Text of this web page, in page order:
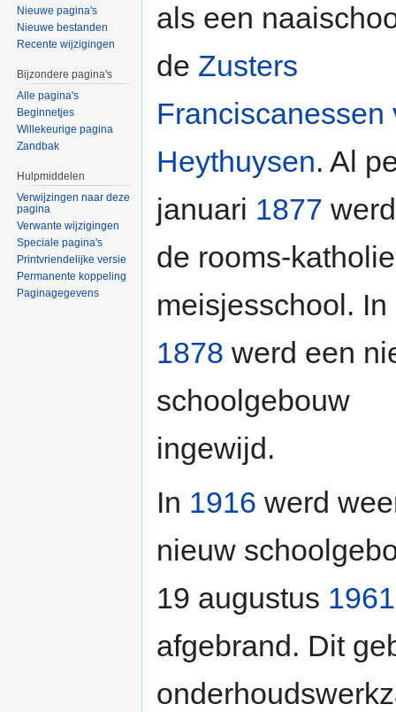
als een
de Zusters
Franciscanessen
Heythuysen. Al
januari 1877
de rooms-
meisjesschool. In
1878 werd een
schoolgebouw
ingewijd.
In 1916 werd
nieuw
19 augustus 1961
afgebrand. Dit
Nieuwe pagina's
Nieuwe bestanden
Recente wijzigingen
Bijzondere pagina's
Alle pagina's
Beginnetjes
Willekeurige pagina
Zandbak
Hulpmiddelen
Verwijzingen naar deze
pagina
Verwante wijzigingen
Speciale pagina's
Printvriendelijke versie
Permanente koppeling
Paginagegevens